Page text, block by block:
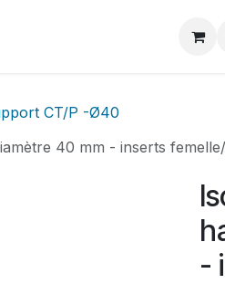
À
CT/P -Ø40
40 mm - inserts
-